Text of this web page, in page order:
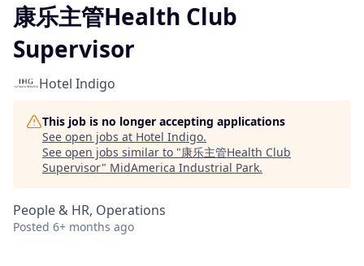
康乐主管Health Club
Supervisor
Hotel Indigo
This job is no longer accepting applications
See open jobs at Hotel Indigo.
See open jobs similar to "康乐主管Health Club
Supervisor" MidAmerica Industrial Park.
People & HR, Operations
Posted 6+ months ago